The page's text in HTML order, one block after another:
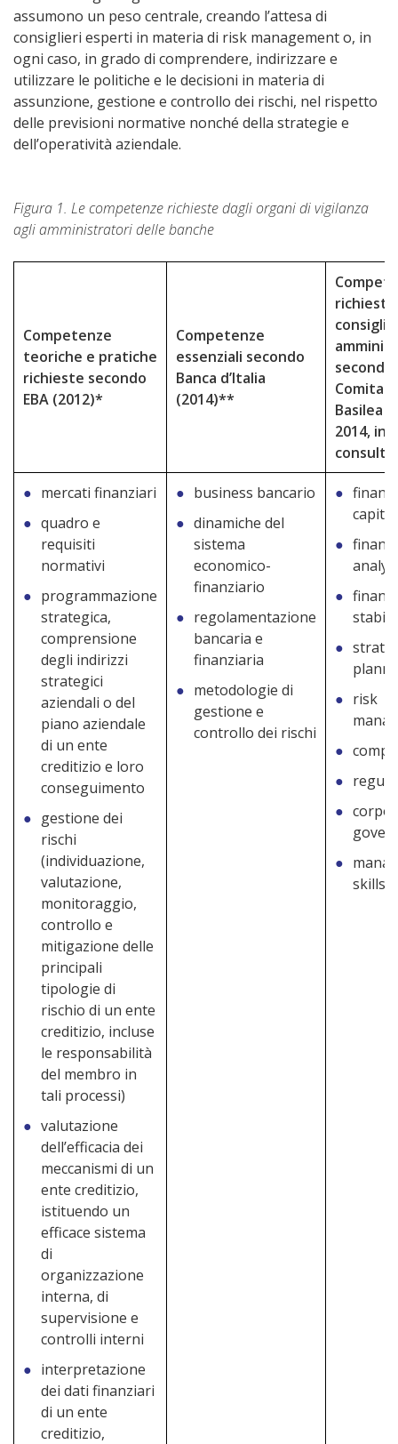
assumono un peso centrale, creando l’attesa di
consiglieri esperti in materia di risk management o, in
ogni caso, in grado di comprendere, indirizzare e
utilizzare le politiche e le decisioni in materia di
assunzione, gestione e controllo dei rischi, nel rispetto
delle previsioni normative nonché della strategie e
dell’operatività aziendale.
Figura 1. Le competenze richieste dagli organi di vigilanza
agli amministratori delle banche
Competenze
teoriche e pratiche
richieste secondo
EBA (2012)*
Competenze
essenziali secondo
Banca d’Italia
(2014)**
secondo
Basilea
2014, in
mercati finanziari
quadro e
requisiti
normativi
programmazione
strategica,
comprensione
degli indirizzi
strategici
aziendali o del
piano aziendale
di un ente
creditizio e loro
conseguimento
gestione dei
rischi
(individuazione,
valutazione,
monitoraggio,
controllo e
mitigazione delle
principali
tipologie di
rischio di un ente
creditizio, incluse
le responsabilità
del membro in
tali processi)
valutazione
dell’efficacia dei
meccanismi di un
ente creditizio,
istituendo un
efficace sistema
di
organizzazione
interna, di
supervisione e
controlli interni
interpretazione
dei dati finanziari
di un ente
creditizio,
business bancario
dinamiche del
sistema
economico-
finanziario
regolamentazione
bancaria e
finanziaria
metodologie di
gestione e
controllo dei rischi
risk
skills